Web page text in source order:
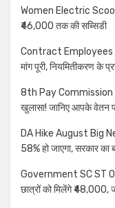
Women Electric
₹46,000 तक की सब्सिडी
Contract Employees
मांग पूरी, नियमितीकरण के
8th Pay Commission
खुलासा! जानिए आपके वेतन
DA Hike August Big
58% हो जाएगा, सरकार का
Government SC ST
छात्रों को मिलेंगे ₹48,000,